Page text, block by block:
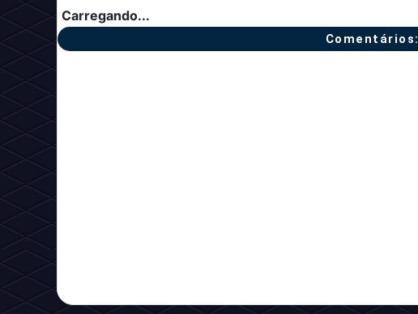
Carregando...
Comentários: